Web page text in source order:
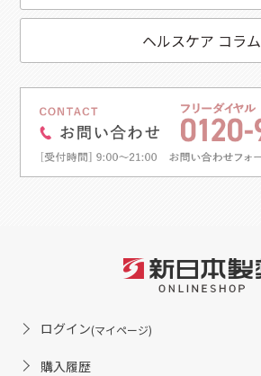
ヘルスケア コラム
ログイン(マイページ)
購入履歴